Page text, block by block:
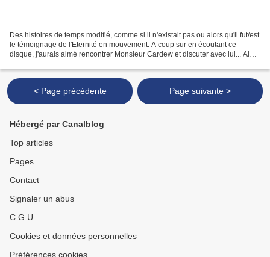
Des histoires de temps modifié, comme si il n'existait pas ou alors qu'il fut/est
le témoignage de l'Eternité en mouvement. A coup sur en écoutant ce
disque, j'aurais aimé rencontrer Monsieur Cardew et discuter avec lui... Ainsi
< Page précédente Page suivante >
Hébergé par Canalblog
Top articles
Pages
Contact
Signaler un abus
C.G.U.
Cookies et données personnelles
Préférences cookies